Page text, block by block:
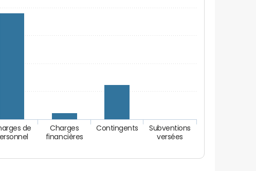
de
Charges
financières
Contingents
Subventions
versées